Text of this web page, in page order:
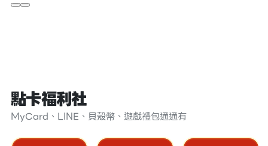
點卡福利社
MyCard、LINE、貝殼幣、遊戲禮包通通有